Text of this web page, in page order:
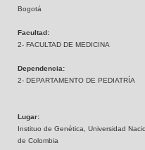
Bogotá
Facultad:
2- FACULTAD DE MEDICINA
Dependencia:
2- DEPARTAMENTO DE PEDIATRÍA
Lugar:
Instituo de Genética, Universidad
de Colombia